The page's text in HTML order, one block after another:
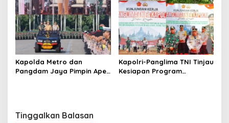
Kapolda Metro dan
Pangdam Jaya Pimpin Apel
Kapolri-Panglima TNI Tinjau
Kesiapan Program
Tinggalkan Balasan